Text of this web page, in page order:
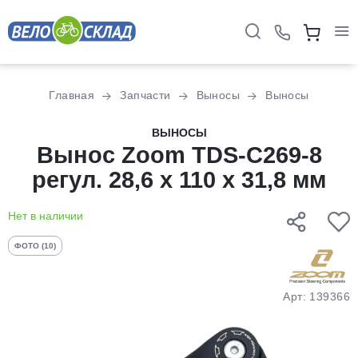
Главная Запчасти Выносы Выносы
ВЫНОСЫ
Вынос Zoom TDS-C269-8
регул. 28,6 х 110 х 31,8 мм
Нет в наличии
ФОТО (10)
Арт: 139366
оплатуна части
без переплат
График платежей